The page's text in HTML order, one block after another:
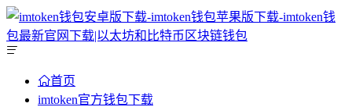
首页
imtoken官方钱包下载